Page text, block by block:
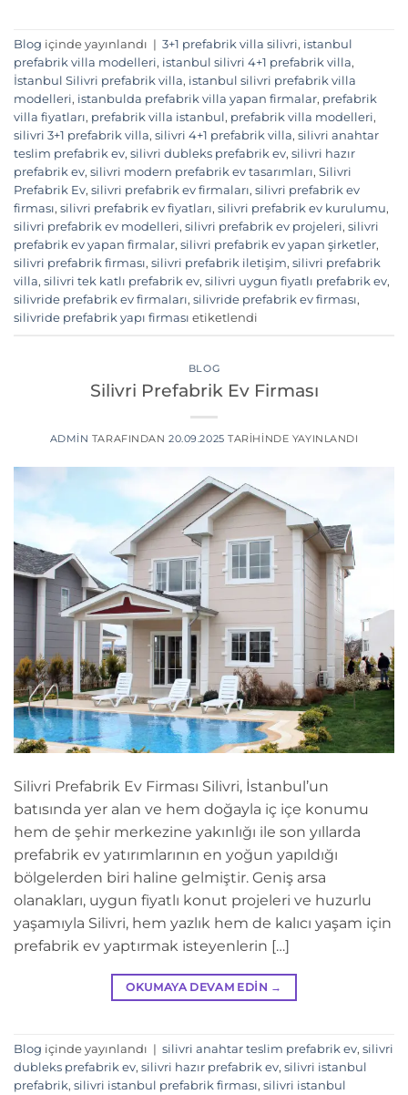
Blog içinde yayınlandı | 3+1 prefabrik villa silivri, istanbul
prefabrik villa modelleri, istanbul silivri 4+1 prefabrik villa,
İstanbul Silivri prefabrik villa, istanbul silivri prefabrik villa
modelleri, istanbulda prefabrik villa yapan firmalar, prefabrik
villa fiyatları, prefabrik villa istanbul, prefabrik villa modelleri,
silivri 3+1 prefabrik villa, silivri 4+1 prefabrik villa, silivri anahtar
teslim prefabrik ev, silivri dubleks prefabrik ev, silivri hazır
prefabrik ev, silivri modern prefabrik ev tasarımları, Silivri
Prefabrik Ev, silivri prefabrik ev firmaları, silivri prefabrik ev
firması, silivri prefabrik ev fiyatları, silivri prefabrik ev kurulumu,
silivri prefabrik ev modelleri, silivri prefabrik ev projeleri, silivri
prefabrik ev yapan firmalar, silivri prefabrik ev yapan şirketler,
silivri prefabrik firması, silivri prefabrik iletişim, silivri prefabrik
villa, silivri tek katlı prefabrik ev, silivri uygun fiyatlı prefabrik ev,
silivride prefabrik ev firmaları, silivride prefabrik ev firması,
silivride prefabrik yapı firması etiketlendi
BLOG
Silivri Prefabrik Ev Firması
ADMIN TARAFINDAN 20.09.2025 TARIHINDE YAYINLANDI
Silivri Prefabrik Ev Firması Silivri, İstanbul’un
batısında yer alan ve hem doğayla iç içe konumu
hem de şehir merkezine yakınlığı ile son yıllarda
prefabrik ev yatırımlarının en yoğun yapıldığı
bölgelerden biri haline gelmiştir. Geniş arsa
olanakları, uygun fiyatlı konut projeleri ve huzurlu
yaşamıyla Silivri, hem yazlık hem de kalıcı yaşam için
prefabrik ev yaptırmak isteyenlerin […]
OKUMAYA DEVAM EDIN →
Blog içinde yayınlandı | silivri anahtar teslim prefabrik ev, silivri
dubleks prefabrik ev, silivri hazır prefabrik ev, silivri istanbul
prefabrik, silivri istanbul prefabrik firması, silivri istanbul